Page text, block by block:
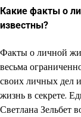
Какие факты о
известны?
Факты о личной
весьма
своих личных дел
жизнь в секрете.
Светлана Зельбет